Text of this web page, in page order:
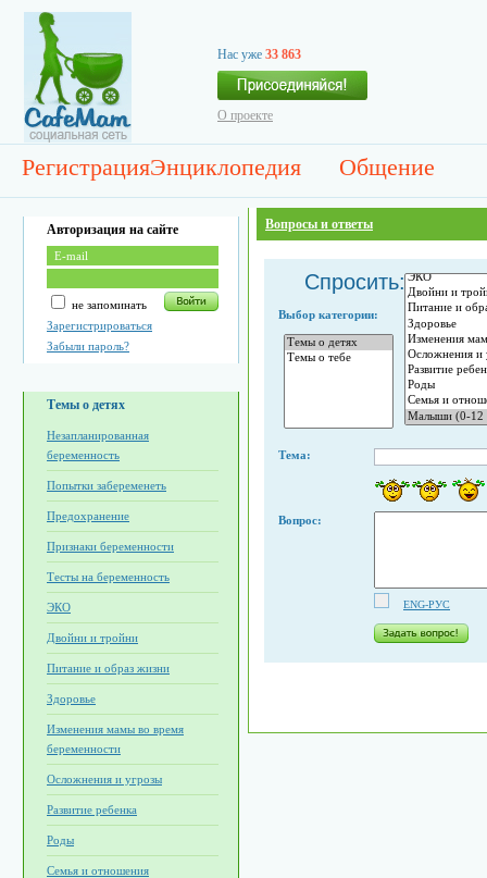
Нас уже 33 863
О проекте
РегистрацияЭнциклопедия Общение
Авторизация на сайте
не запоминать
Зарегистрироваться
Забыли пароль?
Темы о детях
Незапланированная
беременность
Попытки забеременеть
Предохранение
Признаки беременности
Тесты на беременность
ЭКО
Двойни и тройни
Питание и образ жизни
Здоровье
Изменения мамы во время
беременности
Осложнения и угрозы
Развитие ребенка
Роды
Семья и отношения
Вопросы и ответы
Спросить:
Выбор категории:
Тема:
Вопрос:
ENG-РУС